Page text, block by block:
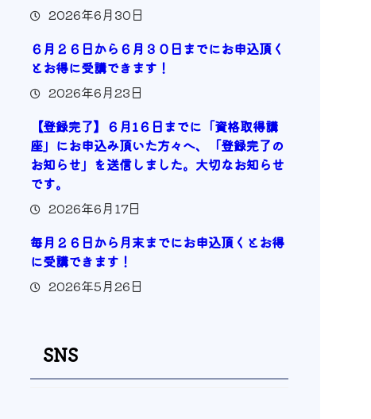
2026年6月30日
６月２６日から６月３０日までにお申込頂く
とお得に受講できます！
2026年6月23日
【登録完了】６月1６日までに「資格取得講
座」にお申込み頂いた方々へ、「登録完了の
お知らせ」を送信しました。大切なお知らせ
です。
2026年6月17日
毎月２６日から月末までにお申込頂くとお得
に受講できます！
2026年5月26日
SNS